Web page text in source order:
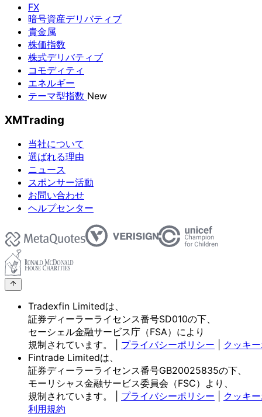
FX
暗号資産デリバティブ
貴金属
株価指数
株式デリバティブ
コモディティ
エネルギー
テーマ型指数 New
XMTrading
当社について
選ばれる理由
ニュース
スポンサー活動
お問い合わせ
ヘルプセンター
Tradexfin Limitedは、
証券ディーラーライセンス番号SD010の下、
セーシェル金融サービス庁 （FSA）により
規制されています。
プライバシーポリシー
クッキ
Fintrade Limitedは、
証券ディーラーライセンス番号GB20025835の下、
モーリシャス金融サービス委員会 （FSC）より、
規制されています。
プライバシーポリシー
クッキ
利用規約